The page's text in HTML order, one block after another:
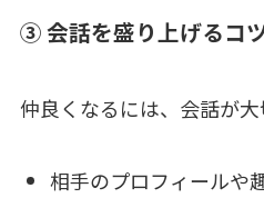
③ 会話を盛り上げるコ
仲良くなるには、会話が大
相手のプロフィールや